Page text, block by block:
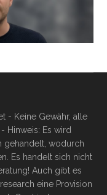
- Keine Gewähr, alle
Hinweis: Es wird
gehandelt, wodurch
Es handelt sich nicht
Auch gibt es
eine Provision